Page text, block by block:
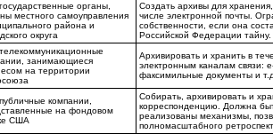
органы,
местного самоуправления
района и
округа
Создать архивы для
числе электронной почты.
собственности, если она
Российской Федерации тайну.
занимающиеся
на территории
Архивировать и хранить в
электронным каналам связи:
факсимильные документы и т.д.
компании,
на фондовом
США
Собирать, архивировать и
корреспонденцию. Должна
реализованы механизмы,
полномасштабного